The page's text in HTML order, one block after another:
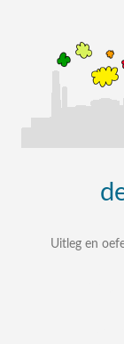
Uitleg en